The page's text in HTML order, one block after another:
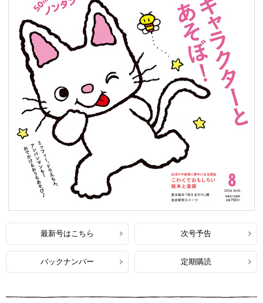
最新号はこちら 次号予告
バックナンバー 定期購読